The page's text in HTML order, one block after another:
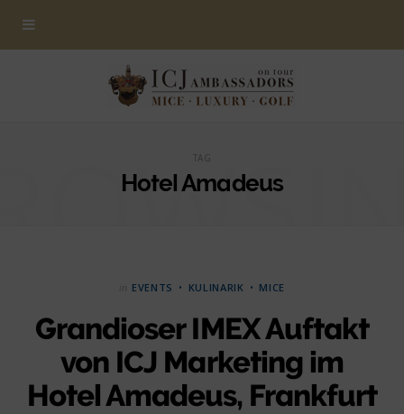
TAG
Hotel Amadeus
EVENTS KULINARIK MICE
Grandioser IMEX Auftakt
von ICJ Marketing im
Hotel Amadeus, Frankfurt